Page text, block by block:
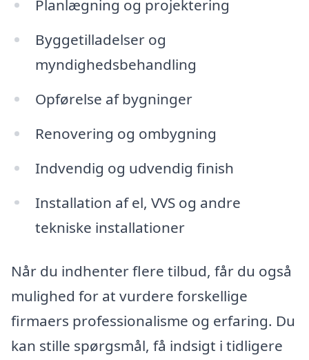
Planlægning og projektering
Byggetilladelser og
myndighedsbehandling
Opførelse af bygninger
Renovering og ombygning
Indvendig og udvendig finish
Installation af el, VVS og andre
tekniske installationer
Når du indhenter flere tilbud, får du også
mulighed for at vurdere forskellige
firmaers professionalisme og erfaring. Du
kan stille spørgsmål, få indsigt i tidligere